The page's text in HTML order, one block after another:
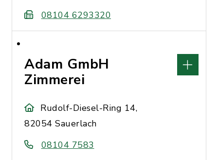
08104 6293320
Adam GmbH
Zimmerei
Rudolf-Diesel-Ring 14,
82054 Sauerlach
08104 7583